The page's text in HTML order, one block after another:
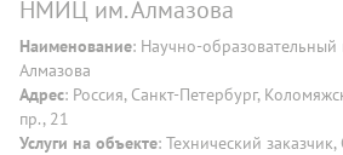
НМИЦ им. Алмазова
Наименование: Научно-
Алмазова
Адрес: Россия, Санкт-Петербург,
пр., 21
Услуги на объекте: Технический